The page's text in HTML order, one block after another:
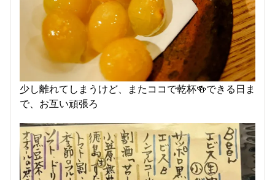
少し離れてしまうけど、またココで乾杯🍻できる日ま
で、お互い頑張ろ